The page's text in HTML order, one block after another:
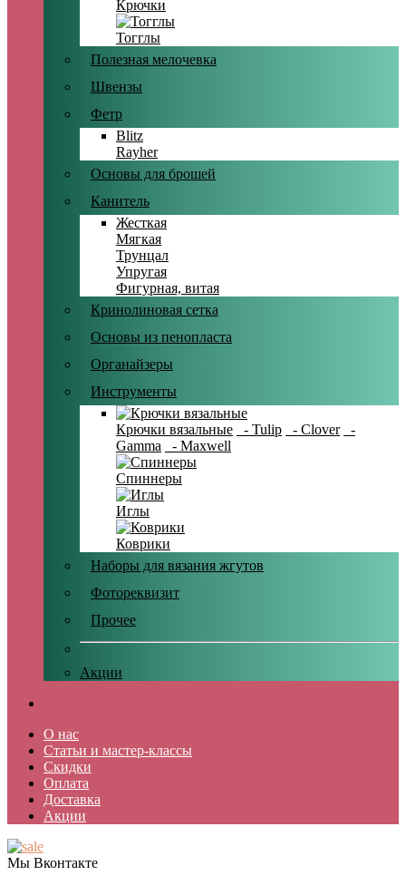
Крючки
Тогглы
Полезная мелочевка
Швензы
Фетр
Blitz
Rayher
Основы для брошей
Канитель
Жесткая
Мягкая
Трунцал
Упругая
Фигурная, витая
Кринолиновая сетка
Основы из пенопласта
Органайзеры
Инструменты
Крючки вязальные - Tulip - Clover
-
Gamma
- Maxwell
Спиннеры
Иглы
Коврики
Наборы для вязания жгутов
Фотореквизит
Прочее
Акции
О нас
Статьи и мастер-классы
Скидки
Оплата
Доставка
Акции
Мы Вконтакте